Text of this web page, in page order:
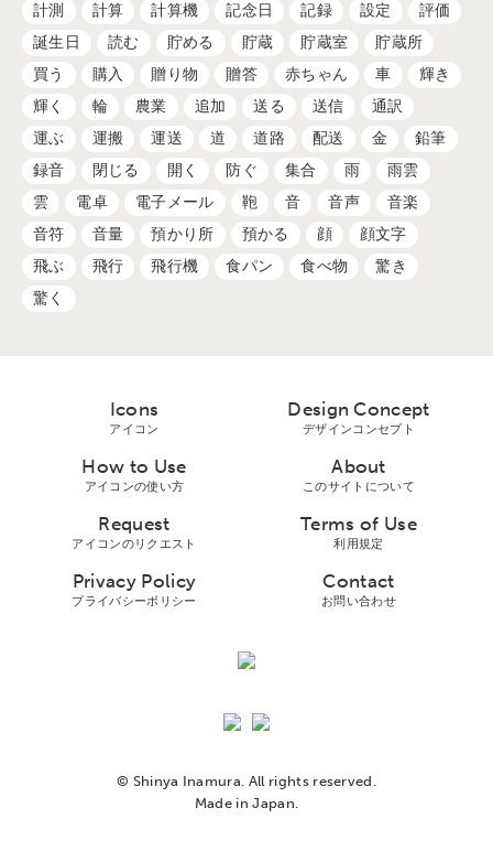
計測
計算 計算機 記念日 記録 設定
評価
誕生日
読む 貯める 貯蔵 貯蔵室
貯蔵所
買う
購入 贈り物 贈答 赤ちゃん 車
輝き
輝く
輪 農業 追加 送る 送信
通訳
運ぶ
運搬 運送 道 道路 配送 金
鉛筆
録音
閉じる 開く 防ぐ 集合 雨
雨雲
雲
電卓 電子メール 鞄 音 音声
音楽
音符
音量 預かり所 預かる 顔
顔文字
飛ぶ
飛行 飛行機 食パン 食べ物
驚き
驚く
Icons
アイコン
Design Concept
デザインコンセプト
How to Use
アイコンの使い方
About
このサイトについて
Request
アイコンのリクエスト
Terms of Use
利用規定
Privacy Policy
プライバシーボリシー
Contact
お問い合わせ
© Shinya Inamura. All rights reserved.
Made in Japan.